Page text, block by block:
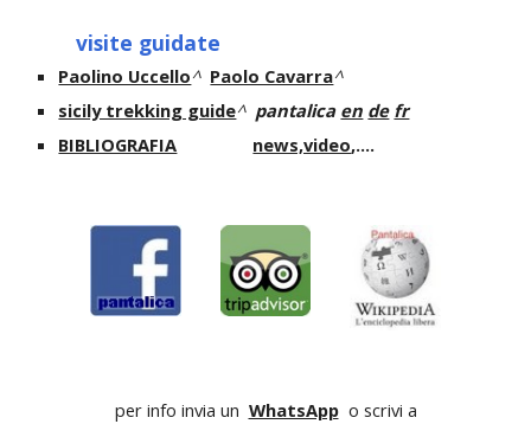
visite guidate
Paolino Uccello^ Paolo Cavarra^
sicily trekking guide^ pantalica en de fr
BIBLIOGRAFIA
news,video,....
per info invia un WhatsApp o scrivi a